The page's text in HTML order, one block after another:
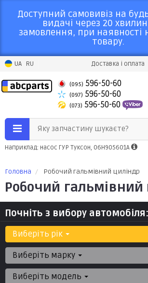
Доступний самовивіз на
видачі через 20
замовлення, при наявності
товару.
UA RU Доставка і оплата
(095) 596-50-60
(097) 596-50-60
(073) 596-50-60
Яку запчастину шукаєте?
Наприклад: насос ГУР Туксон, 06H905601A
Головна Робочий гальмівний циліндр
Робочий гальмівний
Почніть з вибору автомобіля:
Виберіть рік
Виберіть марку
Виберіть модель